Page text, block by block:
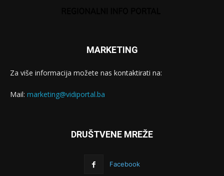
MARKETING
Za više informacija možete nas kontaktirati na:
Mail: marketing@vidiportal.ba
DRUŠTVENE MREŽE
Facebook